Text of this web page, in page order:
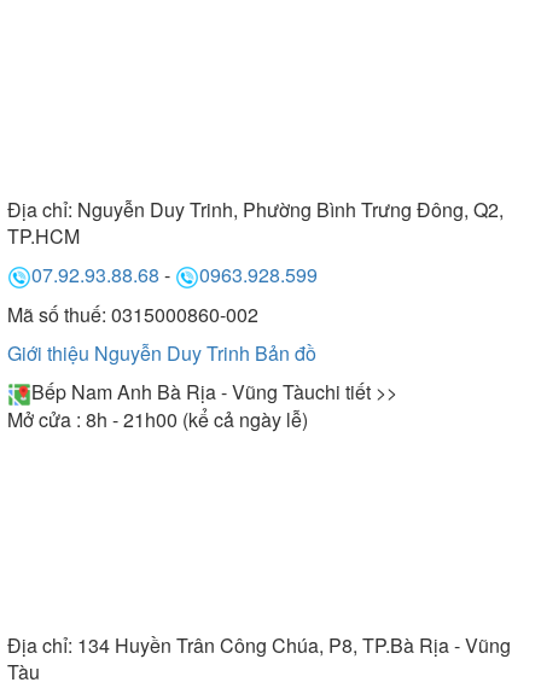
Địa chỉ: Nguyễn Duy Trinh, Phường Bình Trưng Đông, Q2,
TP.HCM
07.92.93.88.68 -
0963.928.599
Mã số thuế: 0315000860-002
Giới thiệu Nguyễn Duy Trinh Bản đồ
Bếp Nam Anh Bà Rịa - Vũng Tàuchi tiết >>
Mở cửa : 8h - 21h00 (kể cả ngày lễ)
Địa chỉ: 134 Huyền Trân Công Chúa, P8, TP.Bà Rịa - Vũng
Tàu